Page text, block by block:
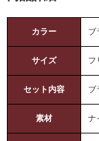
カラー ブ
サイズ フ
セット内容 ブ
素材 ナ